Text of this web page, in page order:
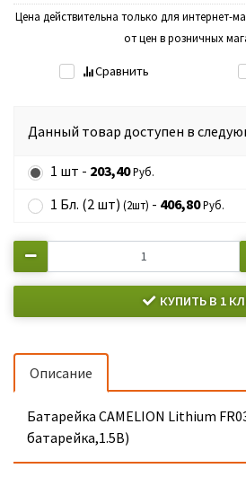
Цена действительна только для интернет-
от цен в розничных
Сравнить
Данный товар доступен в
1 шт - 203,40Руб.
1 Бл. (2 шт) (2шт) - 406,80Руб.
КУПИТЬ В 1
Описание
Батарейка CAMELION Lithium
батарейка,1.5В)